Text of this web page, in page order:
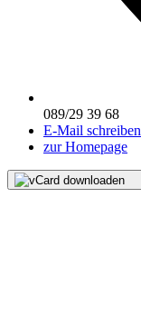
089/29 39 68
E-Mail schreiben
zur Homepage
vCard downloaden